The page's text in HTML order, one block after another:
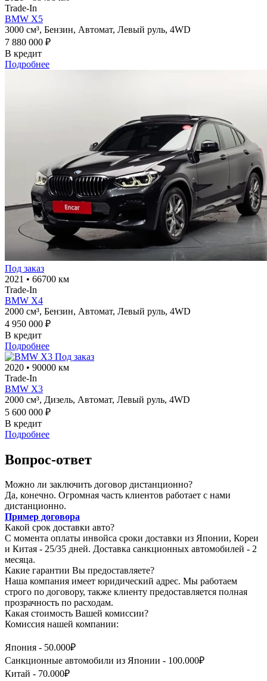
Trade-In
BMW X5
3000 см³, Бензин, Автомат, Левый руль, 4WD
7 880 000 ₽
В кредит
Подробнее
Под заказ
2021 • 66700 км
Trade-In
BMW X4
2000 см³, Бензин, Автомат, Левый руль, 4WD
4 950 000 ₽
В кредит
Подробнее
Под заказ
2020 • 90000 км
Trade-In
BMW X3
2000 см³, Дизель, Автомат, Левый руль, 4WD
5 600 000 ₽
В кредит
Подробнее
Вопрос-ответ
Можно ли заключить договор дистанционно?
Да, конечно. Огромная часть клиентов работает с нами
дистанционно.
Пример договора
Какой срок доставки авто?
С момента оплаты инвойса сроки доставки из Японии, Кореи
и Китая - 25/35 дней. Доставка санкционных автомобилей - 2
месяца.
Какие гарантии Вы предоставляете?
Наша компания имеет юридический адрес. Мы работаем
строго по договору, также клиенту предоставляется полная
прозрачность по расходам.
Какая стоимость Вашей комиссии?
Комиссия нашей компании:
Япония - 50.000₽
Санкционные автомобили из Японии - 100.000₽
Китай - 70.000₽